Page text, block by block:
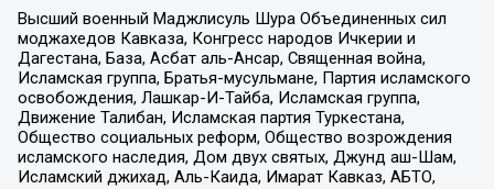
Высший военный Маджлисуль Шура Объединенных сил
моджахедов Кавказа, Конгресс народов Ичкерии и
Дагестана, База, Асбат аль-Ансар, Священная война,
Исламская группа, Братья-мусульмане, Партия исламского
освобождения, Лашкар-И-Тайба, Исламская группа,
Движение Талибан, Исламская партия Туркестана,
Общество социальных реформ, Общество возрождения
исламского наследия, Дом двух святых, Джунд аш-Шам,
Исламский джихад, Аль-Каида, Имарат Кавказ, АБТО,